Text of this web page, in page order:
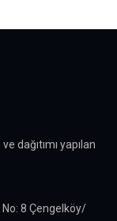
dağıtımı yapılan
No: 8 Çengelköy/